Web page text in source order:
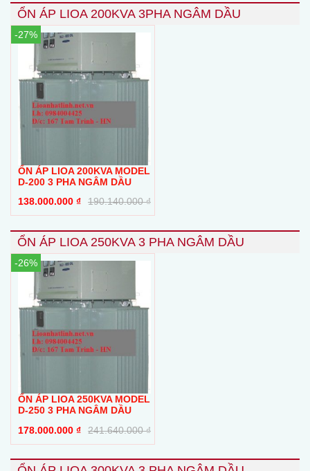
ỔN ÁP LIOA 200KVA 3PHA NGÂM DẦU
-27%
ỔN ÁP LIOA 200KVA MODEL
D-200 3 PHA NGÂM DẦU
190.140.000₫
138.000.000 ₫
ỔN ÁP LIOA 250KVA 3 PHA NGÂM DẦU
-26%
ỔN ÁP LIOA 250KVA MODEL
D-250 3 PHA NGÂM DẦU
241.640.000₫
178.000.000 ₫